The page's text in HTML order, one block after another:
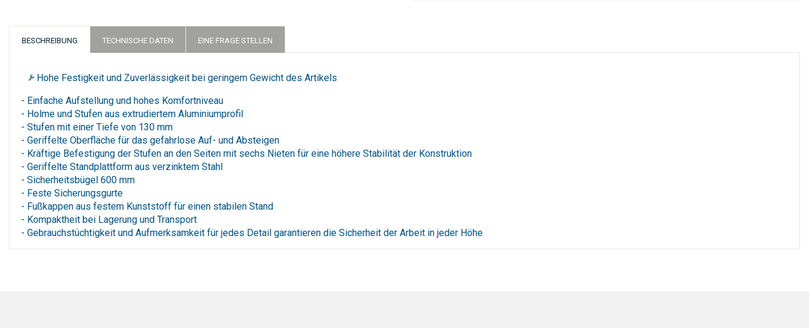
BESCHREIBUNG
Hohe Festigkeit und Zuverlässigkeit bei geringem Gewicht des Artikels
- Einfache Aufstellung und hohes Komfortniveau
- Holme und Stufen aus extrudiertem Aluminiumprofil
- Stufen mit einer Tiefe von 130 mm
- Geriffelte Oberfläche für das gefahrlose Auf- und Absteigen
- Kräftige Befestigung der Stufen an den Seiten mit sechs Nieten für eine höhere Stabilität der Konstruktion
- Geriffelte Standplattform aus verzinktem Stahl
- Sicherheitsbügel 600 mm
- Feste Sicherungsgurte
- Fußkappen aus festem Kunststoff für einen stabilen Stand
- Kompaktheit bei Lagerung und Transport
- Gebrauchstüchtigkeit und Aufmerksamkeit für jedes Detail garantieren die Sicherheit der Arbeit in jeder Höhe
TECHNISCHE DATEN EINE FRAGE STELLEN